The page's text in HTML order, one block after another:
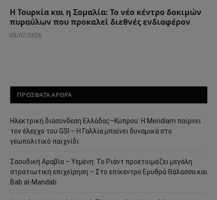
Η Τουρκία και η Σομαλία: Το νέο κέντρο δοκιμών
πυραύλων που προκαλεί διεθνές ενδιαφέρον
05/07/2026
ΠΡΟΣΦΑΤΑ ΑΡΘΡΑ
Ηλεκτρική διασύνδεση Ελλάδας–Κύπρου: Η Meridiam παίρνει
τον έλεγχο του GSI – Η Γαλλία μπαίνει δυναμικά στο
γεωπολιτικό παιχνίδι
Σαουδική Αραβία – Υεμένη: Το Ριάντ προετοιμάζει μεγάλη
στρατιωτική επιχείρηση – Στο επίκεντρο Ερυθρά Θάλασσα και
Bab al-Mandab